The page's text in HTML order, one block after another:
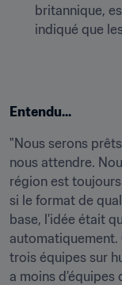
britannique,
indiqué que
Entendu...
"Nous serons
nous attendre.
région est
si le format de
base, l'idée était
automatiquement.
trois équipes sur
a moins d'équipes